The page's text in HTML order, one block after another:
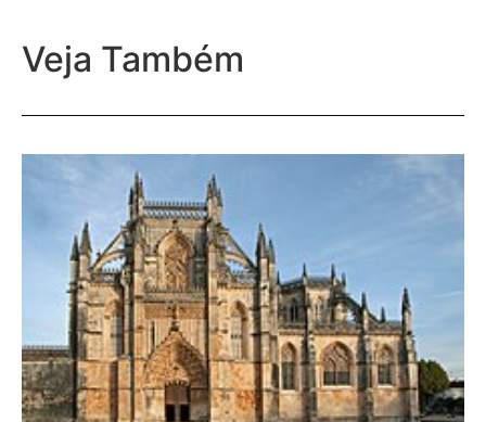
Veja Também